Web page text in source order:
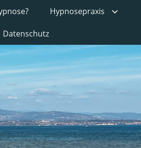
Hypnosepraxis
Datenschutz